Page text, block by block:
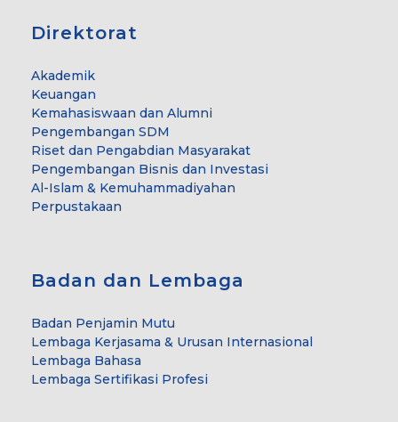
Direktorat
Akademik
Keuangan
Kemahasiswaan dan Alumni
Pengembangan SDM
Riset dan Pengabdian Masyarakat
Pengembangan Bisnis dan Investasi
Al-Islam & Kemuhammadiyahan
Perpustakaan
Badan dan Lembaga
Badan Penjamin Mutu
Lembaga Kerjasama & Urusan Internasional
Lembaga Bahasa
Lembaga Sertifikasi Profesi